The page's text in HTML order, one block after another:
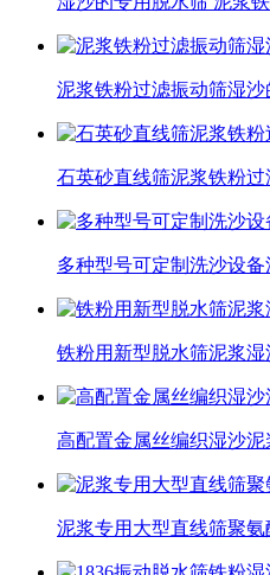
泥浆铁粉过滤振动筛湿
石英砂直线筛泥浆铁粉过
多种型号可定制洗沙设
铁粉用新型脱水筛泥浆
高配置金属丝编织湿沙
泥浆专用大型直线筛聚